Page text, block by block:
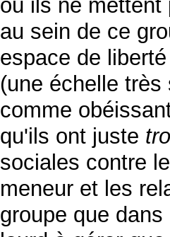
où ils ne mettent
au sein de ce
espace de
(une échelle
comme
qu'ils ont juste
sociales contre
meneur et les
groupe que